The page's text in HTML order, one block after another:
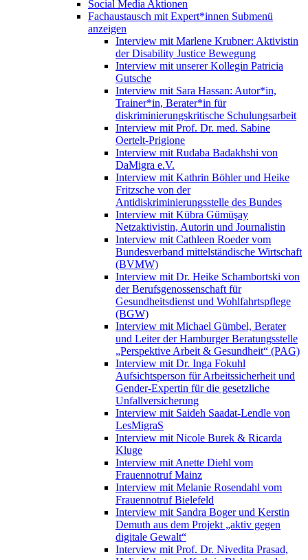
Social Media Aktionen
Fachaustausch mit Expert*innen Submenü
anzeigen
Interview mit Marlene Krubner: Aktivistin
der Disability Justice Bewegung
Interview mit unserer Kollegin Patricia
Gutsche
Interview mit Sara Hassan: Autor*in,
Trainer*in, Berater*in für
diskriminierungskritische Schulungsarbeit
Interview mit Prof. Dr. med. Sabine
Oertelt-Prigione
Interview mit Rudaba Badakhshi von
DaMigra e.V.
Interview mit Kathrin Böhler und Heike
Fritzsche von der
Antidiskriminierungsstelle des Bundes
Interview mit Kübra Gümüşay
Netzaktivistin, Autorin und Journalistin
Interview mit Cathleen Roeder vom
Bundesverband mittelständische Wirtschaft
(BVMW)
Interview mit Dr. Heike Schambortski von
der Berufsgenossenschaft für
Gesundheitsdienst und Wohlfahrtspflege
(BGW)
Interview mit Michael Gümbel, Berater
und Leiter der Hamburger Beratungsstelle
„Perspektive Arbeit & Gesundheit“ (PAG)
Interview mit Dr. Inga Fokuhl
Aufsichtsperson für Arbeitssicherheit und
Gender-Expertin für die gesetzliche
Unfallversicherung
Interview mit Saideh Saadat-Lendle von
LesMigraS
Interview mit Nicole Burek & Ricarda
Kluge
Interview mit Anette Diehl vom
Frauennotruf Mainz
Interview mit Melanie Rosendahl vom
Frauennotruf Bielefeld
Interview mit Sandra Boger und Kerstin
Demuth aus dem Projekt „aktiv gegen
digitale Gewalt“
Interview mit Prof. Dr. Nivedita Prasad,